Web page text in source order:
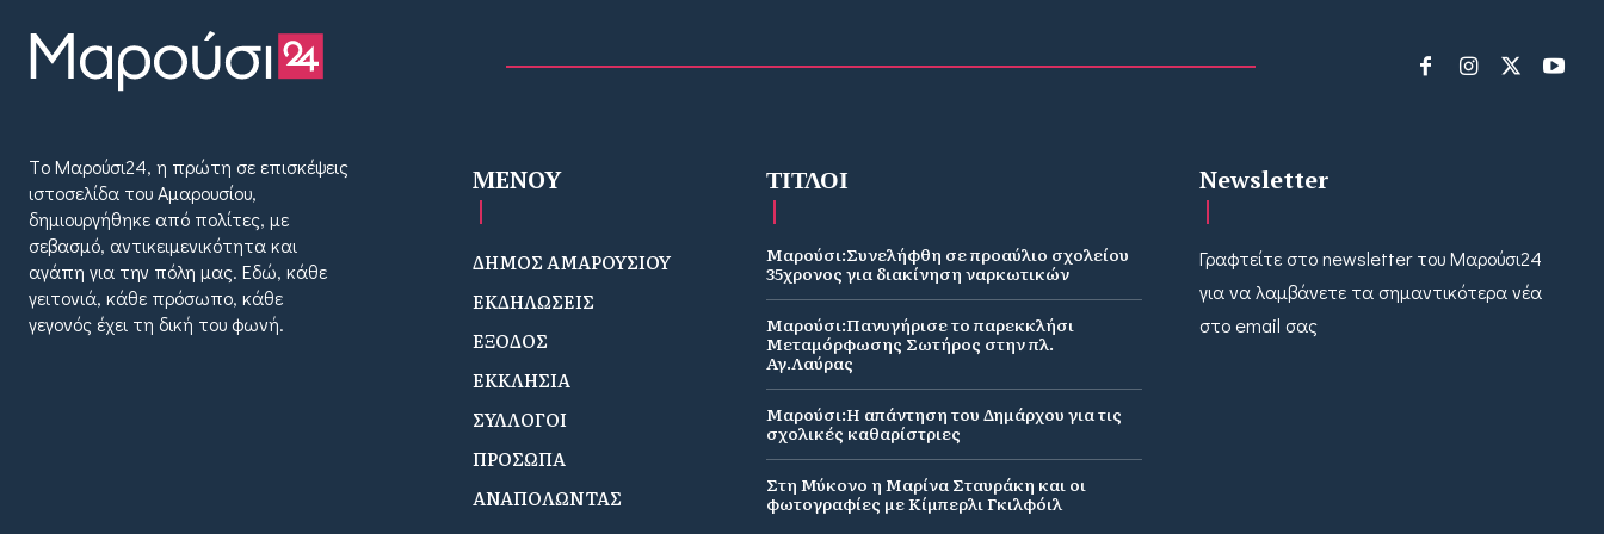
Tο Μαρούσι24, η πρώτη σε επισκέψεις
ιστοσελίδα του Αμαρουσίου,
δημιουργήθηκε από πολίτες, με
σεβασμό, αντικειμενικότητα και
αγάπη για την πόλη μας. Εδώ, κάθε
γειτονιά, κάθε πρόσωπο, κάθε
γεγονός έχει τη δική του φωνή.
MENOY
ΔΗΜΟΣ ΑΜΑΡΟΥΣΙΟΥ
ΕΚΔΗΛΩΣΕΙΣ
ΕΞΟΔΟΣ
ΕΚΚΛΗΣΙΑ
ΣΥΛΛΟΓΟΙ
ΠΡΟΣΩΠΑ
ΑΝΑΠΟΛΩΝΤΑΣ
ΤΙΤΛΟΙ
Μαρούσι:Συνελήφθη σε προαύλιο σχολείου
35χρονος για διακίνηση ναρκωτικών
Μαρούσι:Πανυγήρισε το παρεκκλήσι
Μεταμόρφωσης Σωτήρος στην πλ.
Αγ.Λαύρας
Μαρούσι:Η απάντηση του Δημάρχου για τις
σχολικές καθαρίστριες
Στη Μύκονο η Μαρίνα Σταυράκη και οι
φωτογραφίες με Κίμπερλι Γκιλφόιλ
Newsletter
Γραφτείτε στο newsletter του Μαρούσι24
για να λαμβάνετε τα σημαντικότερα νέα
στο email σας